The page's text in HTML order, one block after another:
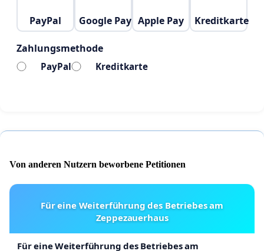
PayPal Google Pay Apple Pay Kreditkarte
Zahlungsmethode
PayPal Kreditkarte
Von anderen Nutzern beworbene Petitionen
Für eine Weiterführung des Betriebes am
Zeppezauerhaus
Für eine Weiterführung des Betriebes am